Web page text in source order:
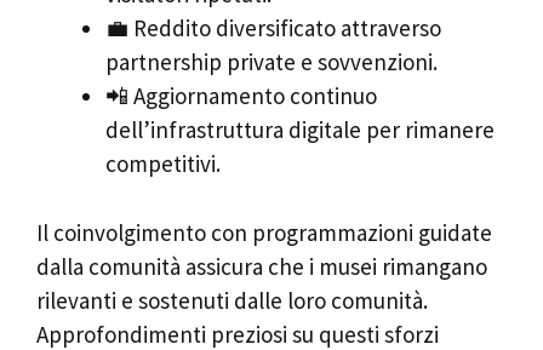
💼 Reddito diversificato attraverso
partnership private e sovvenzioni.
📲 Aggiornamento continuo
dell’infrastruttura digitale per rimanere
competitivi.
Il coinvolgimento con programmazioni guidate
dalla comunità assicura che i musei rimangano
rilevanti e sostenuti dalle loro comunità.
Approfondimenti preziosi su questi sforzi